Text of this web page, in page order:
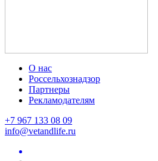
О нас
Россельхознадзор
Партнеры
Рекламодателям
+7 967 133 08 09
info@vetandlife.ru